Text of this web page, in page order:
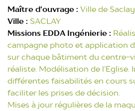
Maître d'ouvrage : Ville de Saclay
Ville : SACLAY
Missions EDDA Ingénierie :
campagne photo et application
sur chaque bâtiment du centre-
réaliste. Modélisation de l’Eglise.
différentes faisabilités en cours
faciliter les prises de décision.
Mises à jour régulières de la